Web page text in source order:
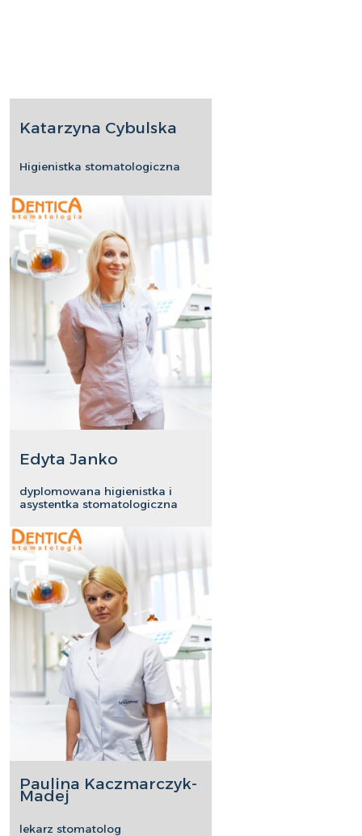
Katarzyna Cybulska
Higienistka stomatologiczna
Edyta Janko
dyplomowana higienistka i
asystentka stomatologiczna
Paulina Kaczmarczyk-
Madej
lekarz stomatolog